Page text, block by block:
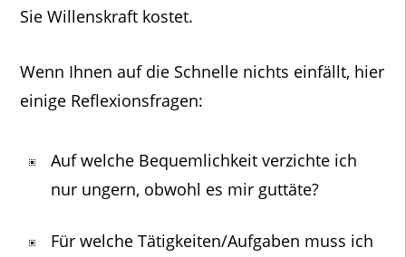
Sie Willenskraft kostet.
Wenn Ihnen auf die Schnelle nichts einfällt, hier
einige Reflexionsfragen:
Auf welche Bequemlichkeit verzichte ich
nur ungern, obwohl es mir guttäte?
Für welche Tätigkeiten/Aufgaben muss ich